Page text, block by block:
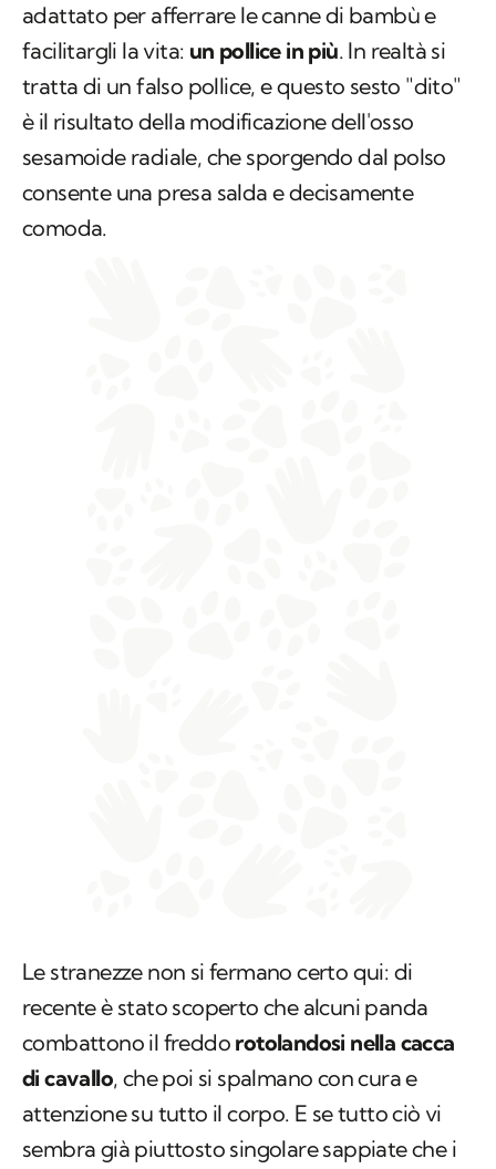
adattato per afferrare le canne di bambù e
facilitargli la vita: un pollice in più. In realtà si
tratta di un falso pollice, e questo sesto "dito"
è il risultato della modificazione dell'osso
sesamoide radiale, che sporgendo dal polso
consente una presa salda e decisamente
comoda.
Le stranezze non si fermano certo qui: di
recente è stato scoperto che alcuni panda
combattono il freddo rotolandosi nella cacca
di cavallo, che poi si spalmano con cura e
attenzione su tutto il corpo. E se tutto ciò vi
sembra già piuttosto singolare sappiate che i